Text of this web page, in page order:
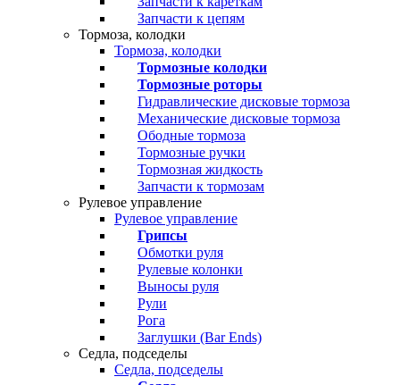
Запчасти к цепям
Тормоза, колодки
Тормоза, колодки
Тормозные колодки
Тормозные роторы
Гидравлические дисковые тормоза
Механические дисковые тормоза
Ободные тормоза
Тормозные ручки
Тормозная жидкость
Запчасти к тормозам
Рулевое управление
Рулевое управление
Грипсы
Обмотки руля
Рулевые колонки
Выносы руля
Рули
Рога
Заглушки (Bar Ends)
Седла, подседелы
Седла, подседелы